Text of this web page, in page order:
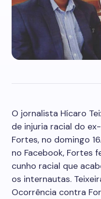
O jornalista Hícaro
de injuria racial do
Fortes, no domingo
no Facebook, Fortes
cunho racial que
os internautas.
Ocorrência contra